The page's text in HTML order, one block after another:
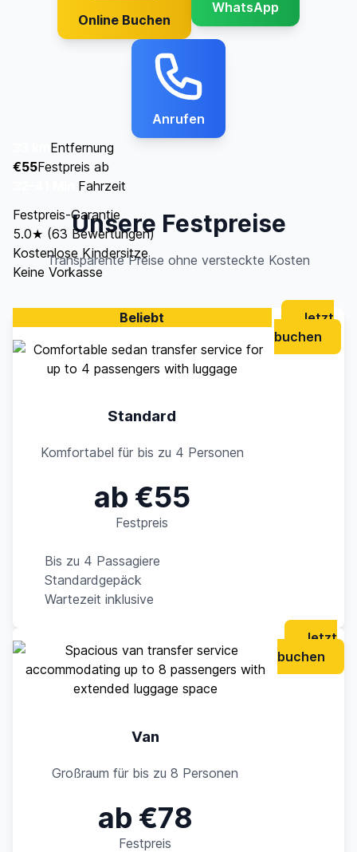
Online Buchen
WhatsApp
Anrufen
Entfernung
€55Festpreis ab
Fahrzeit
Festpreis-Garantie
5.0★ (63 Bewertungen)
Kostenlose Kindersitze
Keine Vorkasse
Unsere Festpreise
Transparente Preise ohne versteckte Kosten
Beliebt
Standard
Komfortabel für bis zu 4 Personen
ab €55
Festpreis
Bis zu 4 Passagiere
Standardgepäck
Wartezeit inklusive
Jetzt
buchen
Van
Großraum für bis zu 8 Personen
ab €78
Festpreis
Jetzt
buchen